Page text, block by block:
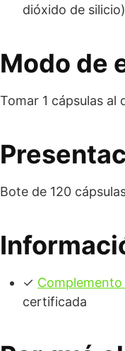
dióxido de
Modo de
Tomar 1 cápsulas al
Bote de 120
✓
certificada